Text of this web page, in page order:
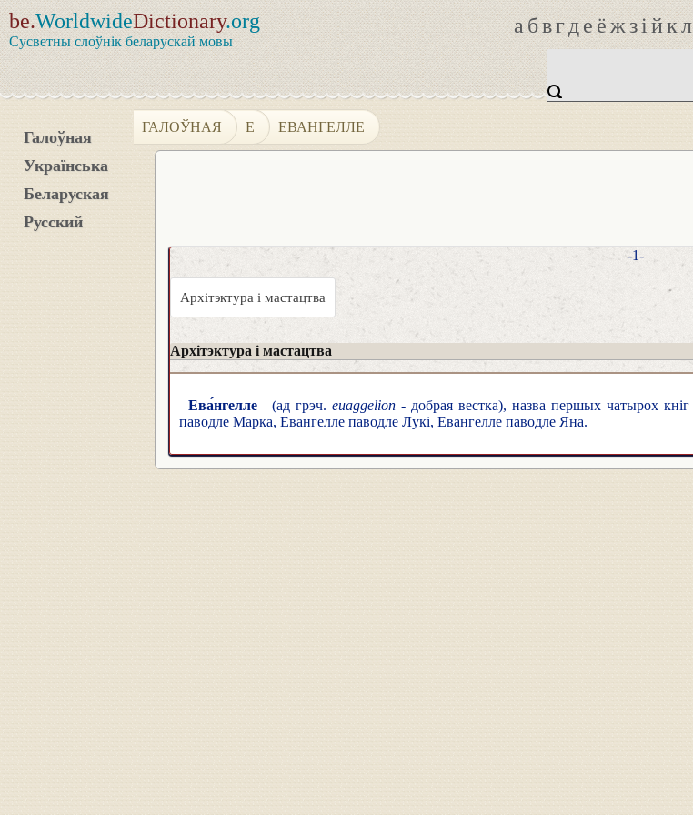
be.WorldwideDictionary.org
Сусветны слоўнік беларускай мовы
абвгдеёжзійкл
Галоўная
Українська
Беларуская
Русский
ГАЛОЎНАЯ Е ЕВАНГЕЛЛЕ
-1-
Архітэктура і мастацтва
Архітэктура і мастацтва
Ева́нгелле (ад грэч. euaggelion - добрая вестка), назва першых чатырох кніг
паводле Марка, Евангелле паводле Лукі, Евангелле паводле Яна.